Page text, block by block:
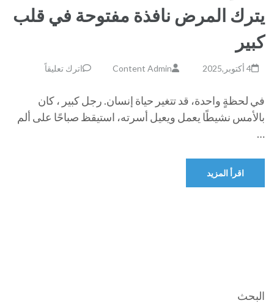
يترك المرض نافذة مفتوحة في قلب
كبير
4 أكتوبر,2025 Content Admin اترك تعليقاً
في لحظةٍ واحدة، قد تتغير حياة إنسان. رجل كبير ، كان
بالأمس نشيطًا يعمل ويعيل أسرته، استيقظ صباحًا على ألم
…
اقرأ المزيد
البحث